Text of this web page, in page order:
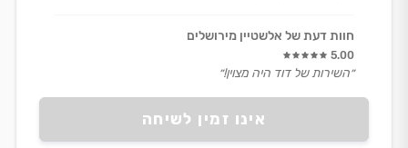
אינו זמין לשיחה
חוות דעת של אלשטיין מירושלים
5.00
״השירות של דוד היה מצוין!״